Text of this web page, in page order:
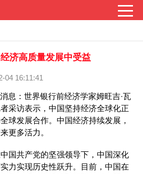
济高质量发展中受益
04 16:11:41
：世界银行前经济学家姆旺吉·瓦
采访表示，中国坚持经济全球化正
球发展合作。中国经济持续发展，
更多活力。
共产党的坚强领导下，中国深化
力实现历史性跃升。目前，中国在